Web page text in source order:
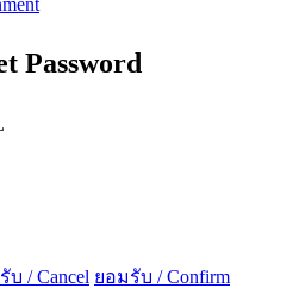
Password
/ Cancel ยอมรับ / Confirm